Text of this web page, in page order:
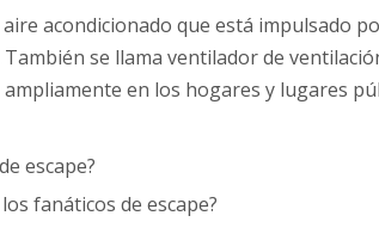
acondicionado que está impulsado
se llama ventilador de
en los hogares y lugares
escape?
fanáticos de escape?